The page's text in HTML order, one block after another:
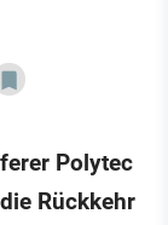
Polytec
Rückkehr